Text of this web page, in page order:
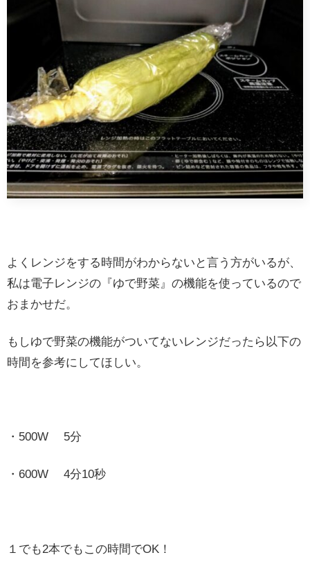
よくレンジをする時間がわからないと言う方がいるが、
私は電子レンジの『ゆで野菜』の機能を使っているので
おまかせだ。
もしゆで野菜の機能がついてないレンジだったら以下の
時間を参考にしてほしい。
・500W 5分
・600W 4分10秒
１でも2本でもこの時間でOK！